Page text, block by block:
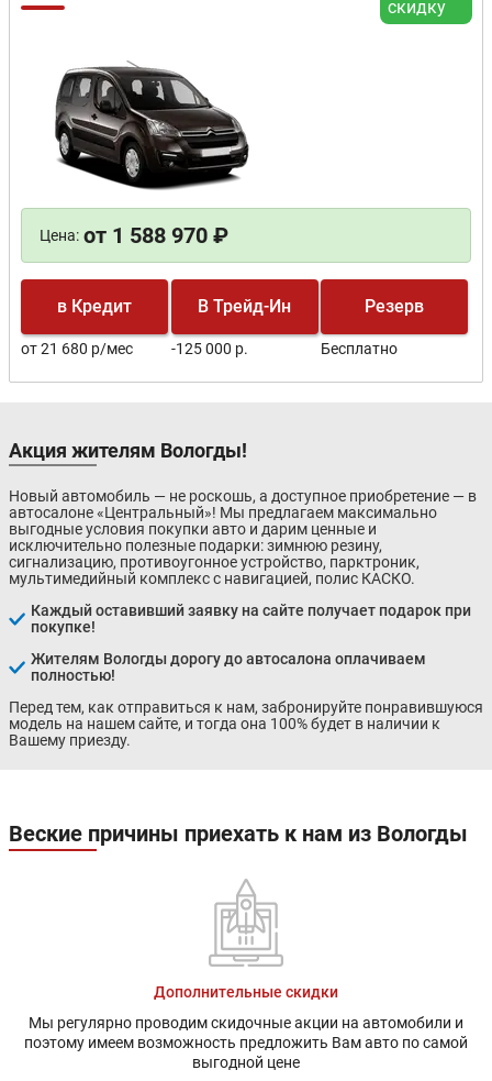
скидку
Цена: от 1 588 970 ₽
в Кредит
от 21 680 р/мес
В Трейд-Ин
-125 000 р.
Резерв
Бесплатно
Акция жителям Вологды!
Новый автомобиль — не роскошь, а доступное приобретение — в
автосалоне «Центральный»! Мы предлагаем максимально
выгодные условия покупки авто и дарим ценные и
исключительно полезные подарки: зимнюю резину,
сигнализацию, противоугонное устройство, парктроник,
мультимедийный комплекс с навигацией, полис КАСКО.
Каждый оставивший заявку на сайте получает подарок при
покупке!
Жителям Вологды дорогу до автосалона оплачиваем
полностью!
Перед тем, как отправиться к нам, забронируйте понравившуюся
модель на нашем сайте, и тогда она 100% будет в наличии к
Вашему приезду.
Веские причины приехать к нам из Вологды
Дополнительные скидки
Мы регулярно проводим скидочные акции на автомобили и
поэтому имеем возможность предложить Вам авто по самой
выгодной цене